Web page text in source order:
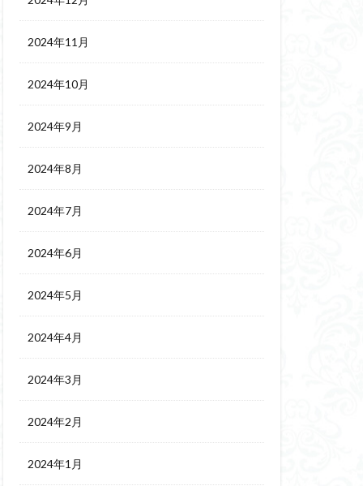
2024年11月
2024年10月
2024年9月
2024年8月
2024年7月
2024年6月
2024年5月
2024年4月
2024年3月
2024年2月
2024年1月